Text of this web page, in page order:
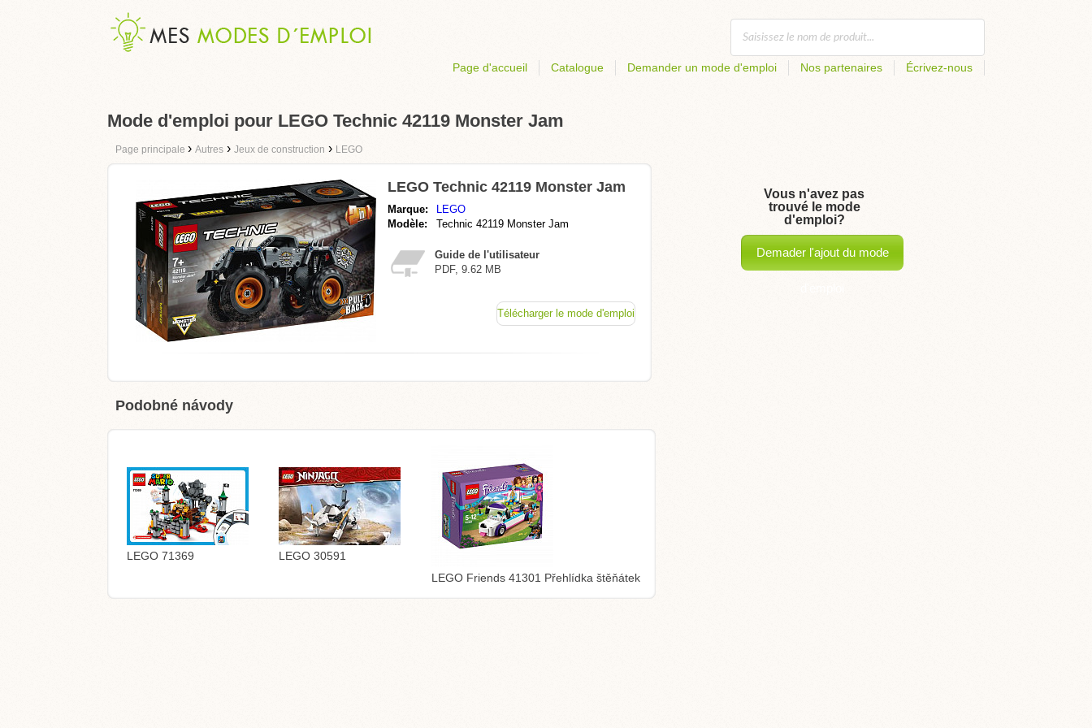
Page d'accueil Catalogue Demander un mode d'emploi Nos partenaires Écrivez-nous
Mode d'emploi pour LEGO Technic 42119 Monster Jam
Page principale › Autres › Jeux de construction › LEGO
LEGO Technic 42119 Monster Jam
Marque:
LEGO
Modèle:
Technic 42119 Monster Jam
Guide de l'utilisateur
PDF, 9.62 MB
Télécharger le mode d'emploi
Podobné návody
LEGO 71369
LEGO 30591
LEGO Friends 41301 Přehlídka štěňátek
Vous n'avez pas
trouvé le mode
d'emploi?
Demader l'ajout du mode